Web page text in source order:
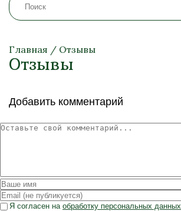
Главная / Отзывы
Отзывы
Добавить комментарий
Я согласен на обработку персональных данных